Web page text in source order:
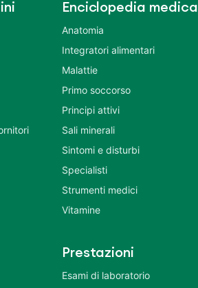
Enciclopedia medica
Anatomia
Integratori alimentari
Malattie
Primo soccorso
Principi attivi
Sali minerali
Sintomi e disturbi
Specialisti
Strumenti medici
Vitamine
Prestazioni
Esami di laboratorio